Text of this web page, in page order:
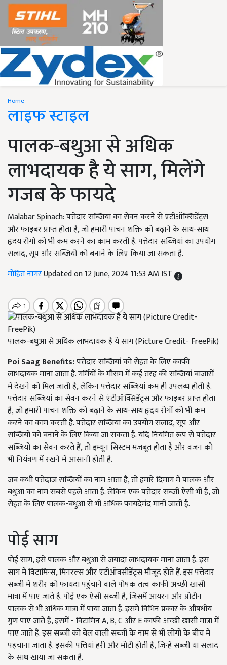
Home
लाइफ स्टाइल
पालक-बथुआ से अधिक
लाभदायक है ये साग, मिलेंगे
गजब के फायदे
Malabar Spinach: पत्तेदार सब्जियां का सेवन करने से एंटीऑक्सिडेंट्स
और फाइबर प्राप्त होता है, जो हमारी पाचन शक्ति को बढ़ाने के साथ-साथ
हृदय रोगों को भी कम करने का काम करती है. पत्तेदार सब्जियां का उपयोग
सलाद, सूप और सब्जियों को बनाने के लिए किया जा सकता है.
मोहित नागरUpdated on 12 June, 2024 11:53 AM IST
पालक-बथुआ से अधिक लाभदायक है ये साग (Picture Credit- FreePik)
Poi Saag Benefits:पत्तेदार सब्जियां को सेहत के लिए काफी
लाभदायक माना जाता है. गर्मिंयों के मौसम में कई तरह की सब्जियां बाजारों
में देखने को मिल जाती है, लेकिन पत्तेदार सब्जियां कम ही उपलब्ध होती है.
पत्तेदार सब्जियां का सेवन करने से एंटीऑक्सिडेंट्स और फाइबर प्राप्त होता
है, जो हमारी पाचन शक्ति को बढ़ाने के साथ-साथ हृदय रोगों को भी कम
करने का काम करती है. पत्तेदार सब्जियां का उपयोग सलाद, सूप और
सब्जियों को बनाने के लिए किया जा सकता है. यदि नियमित रूप से पत्तेदार
सब्जियों का सेवन करते हैं, तो इम्यून सिस्टम मजबूत होता है और वजन को
भी नियंत्रण में रखने में आसानी होती है.
जब कभी पत्तेदाज सब्जियों का नाम आता है, तो हमारे दिमाग में पालक और
बथुआ का नाम सबसे पहले आता है. लेकिन एक पत्तेदार सब्जी ऐसी भी है, जो
सेहत के लिए पालक-बथुआ से भी अधिक फायदेमंद मानी जाती है.
पोई साग
पोई साग, इसे पालक और बथुआ से जयादा लाभदायक माना जाता है. इस
साग में विटामिन्स, मिनरल्स और एंटीऑक्सीडेंट्स मौजूद होते हैं. इस पत्तेदार
सब्जी में शरीर को फायदा पहुंचाने वाले पोषक तत्व काफी अच्छी खासी
मात्रा में पाए जाते हैं. पोई एक ऐसी सब्जी है, जिसमें आयरन और प्रोटीन
पालक से भी अधिक मात्रा में पाया जाता है. इसमे विभिन प्रकार के औषधीय
गुण पाए जाते हैं, इसमें - विटामिन A, B, C और E काफी अच्छी खासी मात्रा में
पाए जाते हैं. इस सब्जी को बेल वाली सब्जी के नाम से भी लोगों के बीच में
पहचाना जाता है. इसकी पत्तियां हरी और मोटी होती है, जिन्हें सब्जी या सलाद
के साथ खाया जा सकता है.